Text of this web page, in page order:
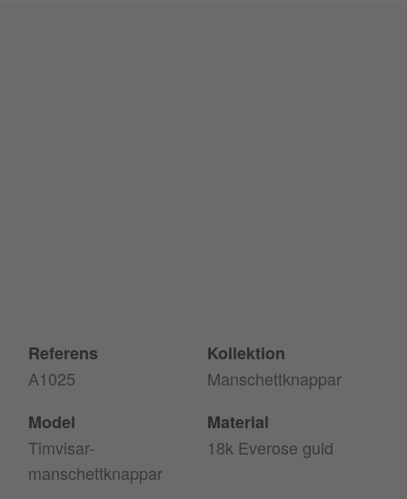
Referens
A1025
Kollektion
Manschettknappar
Model
Timvisar-
manschettknappar
Material
18k Everose guld